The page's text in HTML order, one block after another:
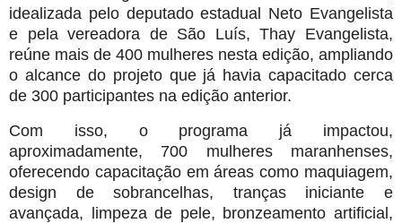
idealizada pelo deputado estadual Neto Evangelista
e pela vereadora de São Luís, Thay Evangelista,
reúne mais de 400 mulheres nesta edição, ampliando
o alcance do projeto que já havia capacitado cerca
de 300 participantes na edição anterior.
Com isso, o programa já impactou,
aproximadamente, 700 mulheres maranhenses,
oferecendo capacitação em áreas como maquiagem,
design de sobrancelhas, tranças iniciante e
avançada, limpeza de pele, bronzeamento artificial,